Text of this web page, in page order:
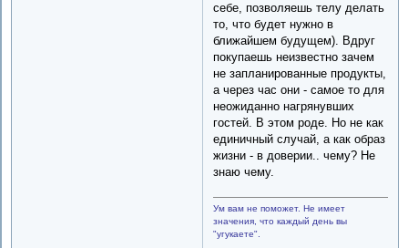
себе, позволяешь телу делать
то, что будет нужно в
ближайшем будущем). Вдруг
покупаешь неизвестно зачем
не запланированные продукты,
а через час они - самое то для
неожиданно нагрянувших
гостей. В этом роде. Но не как
единичный случай, а как образ
жизни - в доверии.. чему? Не
знаю чему.
Ум вам не поможет. Не имеет
значения, что каждый день вы
"угукаете".